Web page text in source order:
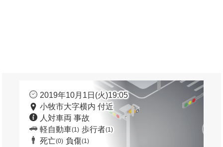
2019年10月1日(火)19:05
小牧市大字横内 付近
人対車両 事故
軽自動車(1) 歩行者(1)
死亡(0) 負傷(1)